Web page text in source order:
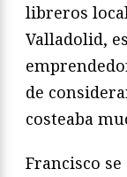
libreros
Valladolid,
de
costeaba
Francisco se